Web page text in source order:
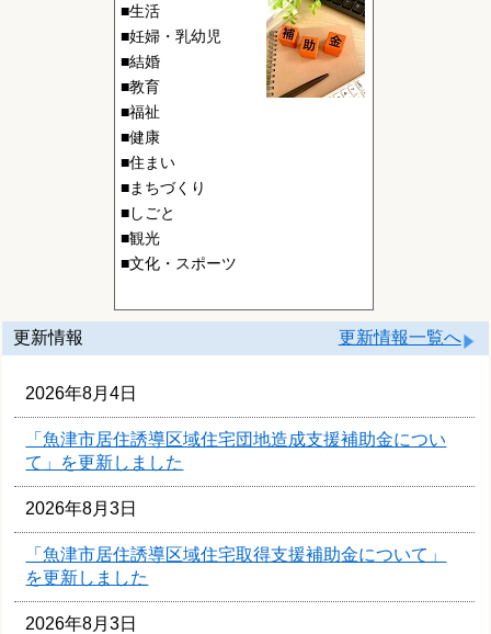
■生活
■妊婦・乳幼児
■結婚
■教育
■福祉
■健康
■住まい
■まちづくり
■しごと
■観光
■文化・スポーツ
更新情報 更新情報一覧へ
2026年8月4日
「魚津市居住誘導区域住宅団地造成支援補助金につい
て」を更新しました
2026年8月3日
「魚津市居住誘導区域住宅取得支援補助金について」
を更新しました
2026年8月3日